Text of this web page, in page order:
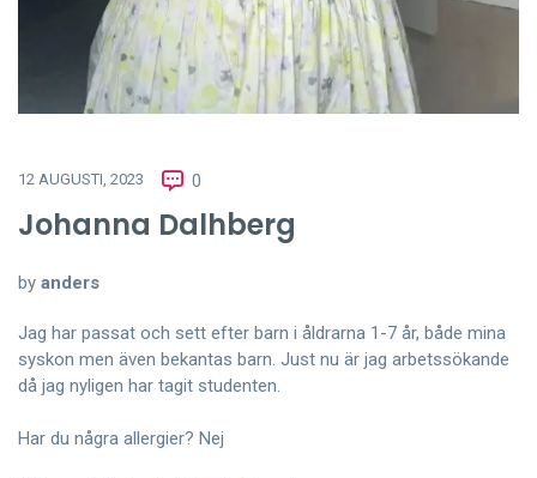
12 AUGUSTI, 2023 0
Johanna Dalhberg
by anders
Jag har passat och sett efter barn i åldrarna 1-7 år, både mina
syskon men även bekantas barn. Just nu är jag arbetssökande
då jag nyligen har tagit studenten.
Har du några allergier? Nej